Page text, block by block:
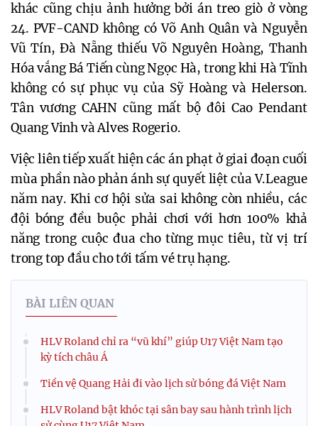
khác cũng chịu ảnh hưởng bởi án treo giò ở vòng
24. PVF-CAND không có Võ Anh Quân và Nguyễn
Vũ Tín, Đà Nẵng thiếu Võ Nguyên Hoàng, Thanh
Hóa vắng Bá Tiến cùng Ngọc Hà, trong khi Hà Tĩnh
không có sự phục vụ của Sỹ Hoàng và Helerson.
Tân vương CAHN cũng mất bộ đôi Cao Pendant
Quang Vinh và Alves Rogerio.
Việc liên tiếp xuất hiện các án phạt ở giai đoạn cuối
mùa phần nào phản ánh sự quyết liệt của V.League
năm nay. Khi cơ hội sửa sai không còn nhiều, các
đội bóng đều buộc phải chơi với hơn 100% khả
năng trong cuộc đua cho từng mục tiêu, từ vị trí
trong top đầu cho tới tấm vé trụ hạng.
BÀI LIÊN QUAN
HLV Roland chỉ ra “vũ khí” giúp U17 Việt Nam tạo
kỳ tích châu Á
Tiền vệ Quang Hải đi vào lịch sử bóng đá Việt Nam
HLV Roland bật khóc tại sân bay sau hành trình lịch